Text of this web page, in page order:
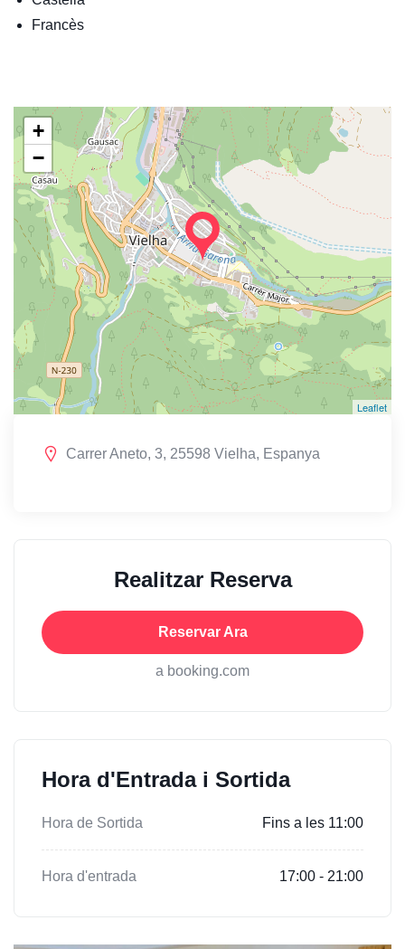
Francès
+
−
Leaflet
Carrer Aneto, 3, 25598 Vielha, Espanya
Realitzar Reserva
Reservar Ara
a booking.com
Hora d'Entrada i Sortida
Hora de Sortida Fins a les 11:00
Hora d'entrada 17:00 - 21:00